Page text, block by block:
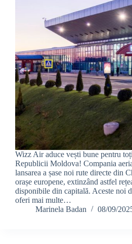
Wizz Air aduce vești bune pentru
Republicii Moldova! Compania
lansarea a șase noi rute directe din
orașe europene, extinzând astfel
disponibile din capitală. Aceste noi
oferi mai multe…
Marinela Badan
08/09/